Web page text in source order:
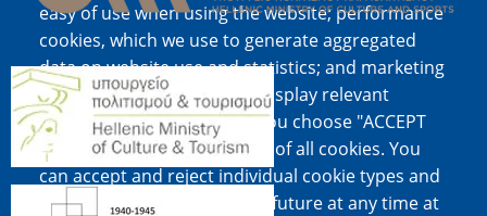
easy of use when using the website; performance
cookies, which we use to generate aggregated
data on website use and statistics; and marketing
cookies, which are used to display relevant
content and advertising. If you choose "ACCEPT
ALL", you consent to the use of all cookies. You
can accept and reject individual cookie types and
revoke your consent for the future at any time at
Image
Image